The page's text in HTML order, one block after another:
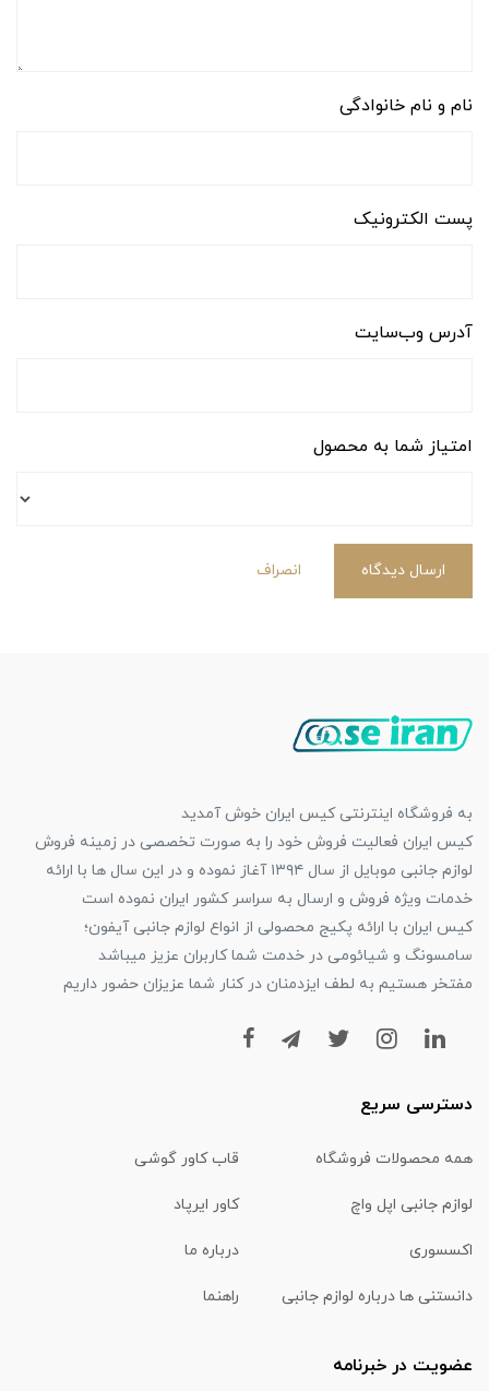
نام و نام خانوادگی
پست الکترونیک
آدرس وب‌سایت
امتیاز شما به محصول
ارسال دیدگاه انصراف
به فروشگاه اینترنتی کیس ایران خوش آمدید
کیس ایران فعالیت فروش خود را به صورت تخصصی در زمینه فروش
لوازم جانبی موبایل از سال ۱۳۹۴ آغاز نموده و در این سال ها با ارائه
خدمات ویژه فروش و ارسال به سراسر کشور ایران نموده است
کیس ایران با ارائه پکیج محصولی از انواع لوازم جانبی آیفون؛
سامسونگ و شیائومی در خدمت شما کاربران عزیز میباشد
مفتخر هستیم به لطف ایزدمنان در کنار شما عزیزان حضور داریم
دسترسی سریع
همه محصولات فروشگاه قاب کاور گوشی
لوازم جانبی اپل واچ کاور ایرپاد
اکسسوری درباره ما
دانستنی ها درباره لوازم جانبی راهنما
عضویت در خبرنامه